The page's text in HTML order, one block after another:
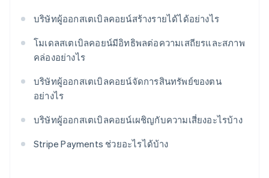
บริษัทผู้ออกสเตเบิลคอยน์สร้างรายได้ได้อย่างไร
โมเดลสเตเบิลคอยน์มีอิทธิพลต่อความเสถียรและสภาพ
คล่องอย่างไร
บริษัทผู้ออกสเตเบิลคอยน์จัดการสินทรัพย์ของตน
อย่างไร
บริษัทผู้ออกสเตเบิลคอยน์เผชิญกับความเสี่ยงอะไรบ้าง
Stripe Payments ช่วยอะไรได้บ้าง